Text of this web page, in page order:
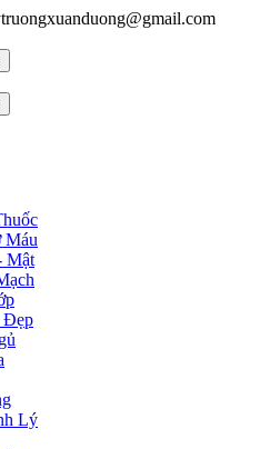
Máu
Mật
Đẹp
Lý